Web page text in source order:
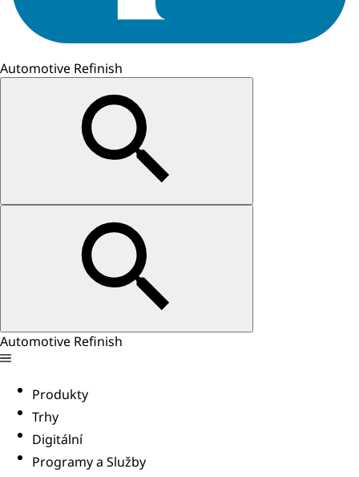
Automotive Refinish
Automotive Refinish
Produkty
Trhy
Digitální
Programy a Služby